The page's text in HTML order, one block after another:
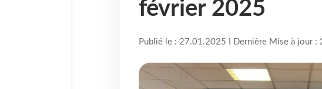
février 2025
Publié le : 27.01.2025 I Dernière Mise à jour :